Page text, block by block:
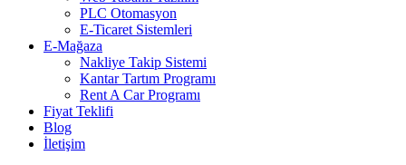
PLC Otomasyon
E-Ticaret Sistemleri
E-Mağaza
Nakliye Takip Sistemi
Kantar Tartım Programı
Rent A Car Programı
Fiyat Teklifi
Blog
İletişim